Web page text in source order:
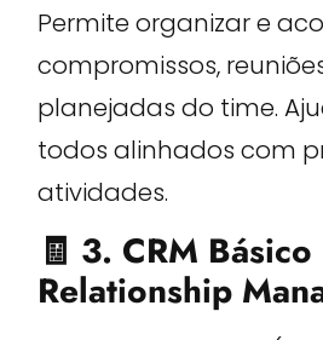
Permite organizar e
compromissos,
planejadas do time.
todos alinhados com
atividades.
🧾 3. CRM
Relationship